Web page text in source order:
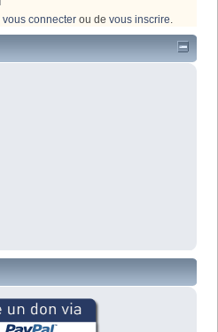
vous connecter ou de vous inscrire.